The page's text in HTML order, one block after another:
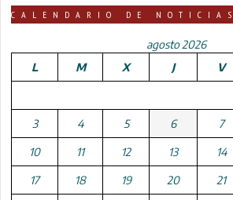
CALENDARIO DE NOTICIAS
agosto 2026
L
M X J V
3 4 5 6 7
10 11 12 13 14
17 18 19 20 21